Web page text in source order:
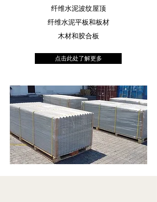
纤维水泥波纹屋顶
纤维水泥平板和板材
木材和胶合板
点击此处了解更多